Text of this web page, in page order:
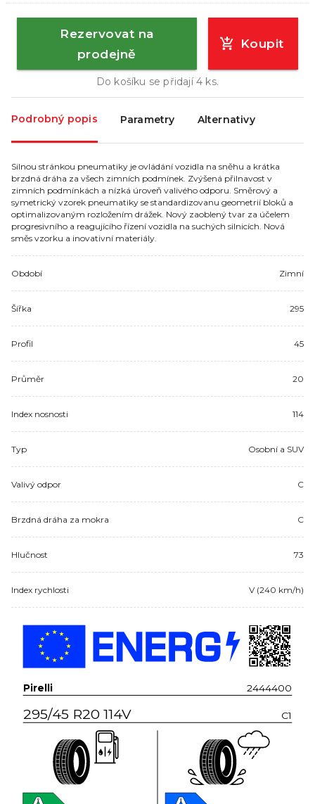
Rezervovat na
prodejně
Koupit
Do košíku se přidají4 ks.
Podrobný popis Parametry Alternativy
Silnou stránkou pneumatiky je ovládání vozidla na sněhu a krátka
brzdná dráha za všech zimních podmínek. Zvýšená přilnavost v
zimních podmínkách a nízká úroveň valivého odporu. Směrový a
symetrický vzorek pneumatiky se standardizovanu geometrií bloků a
optimalizovaným rozložením drážek. Nový zaoblený tvar za účelem
progresivního a reagujícího řízení vozidla na suchých silnicích. Nová
směs vzorku a inovativní materiály.
Období Zimní
Šířka 295
Profil 45
Průměr 20
Index nosnosti 114
Typ Osobní a SUV
Valivý odpor C
Brzdná dráha za mokra C
Hlučnost 73
Index rychlosti V (240 km/h)
Pirelli 2444400
295/45 R20 114V C1